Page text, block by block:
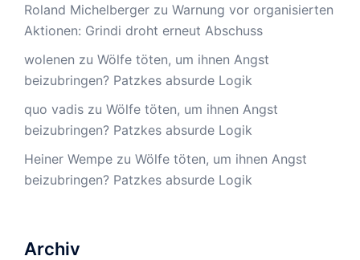
Roland Michelberger zu Warnung vor organisierten
Aktionen: Grindi droht erneut Abschuss
wolenen zu Wölfe töten, um ihnen Angst
beizubringen? Patzkes absurde Logik
quo vadis zu Wölfe töten, um ihnen Angst
beizubringen? Patzkes absurde Logik
Heiner Wempe zu Wölfe töten, um ihnen Angst
beizubringen? Patzkes absurde Logik
Archiv